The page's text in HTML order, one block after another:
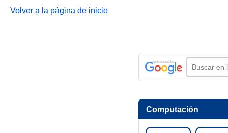
Volver a la página de inicio
Computación